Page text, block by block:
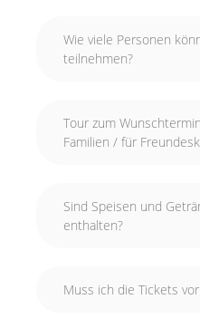
Wie viele Personen
teilnehmen?
Tour zum
Familien / für
Sind Speisen und
enthalten?
Muss ich die Tickets